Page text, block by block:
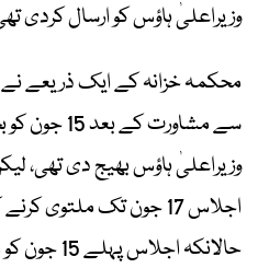
وزیراعلیٰ ہاؤس کو ارسال کردی
محکمہ خزانہ کے ایک ذریعے نے
سے مشاورت
وزیراعلیٰ ہاؤس بھیج دی تھی،
اجلاس 17 جون تک ملتوی
حالانکہ اجلاس پہلے 15 جون کو مقرر تھا۔